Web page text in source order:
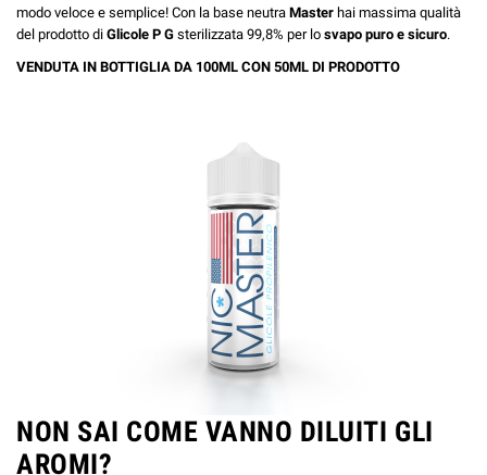
modo veloce e semplice! Con la base neutra Master hai massima qualità
del prodotto di Glicole P G sterilizzata 99,8% per lo svapo puro e sicuro.
VENDUTA IN BOTTIGLIA DA 100ML CON 50ML DI PRODOTTO
NON SAI COME VANNO DILUITI GLI
AROMI?